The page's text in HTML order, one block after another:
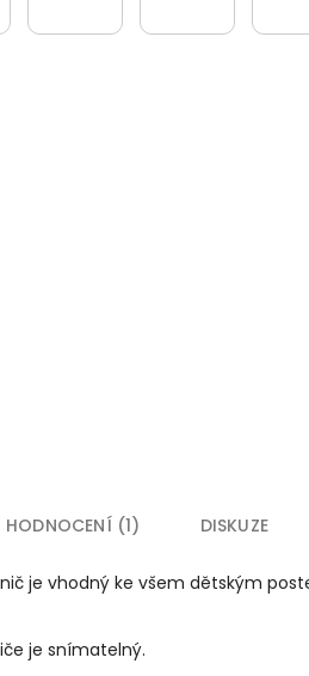
HODNOCENÍ (1) DISKUZE
je vhodný ke všem dětským
je snímatelný.